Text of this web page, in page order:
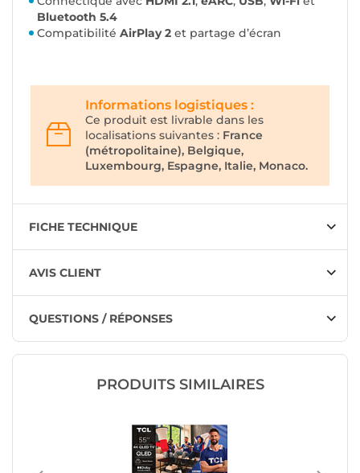
Bluetooth 5.4
Compatibilité AirPlay 2 et partage d’écran
Informations logistiques :
Ce produit est livrable dans les
localisations suivantes : France
(métropolitaine), Belgique,
Luxembourg, Espagne, Italie, Monaco.
FICHE TECHNIQUE
AVIS CLIENT
QUESTIONS / RÉPONSES
PRODUITS SIMILAIRES